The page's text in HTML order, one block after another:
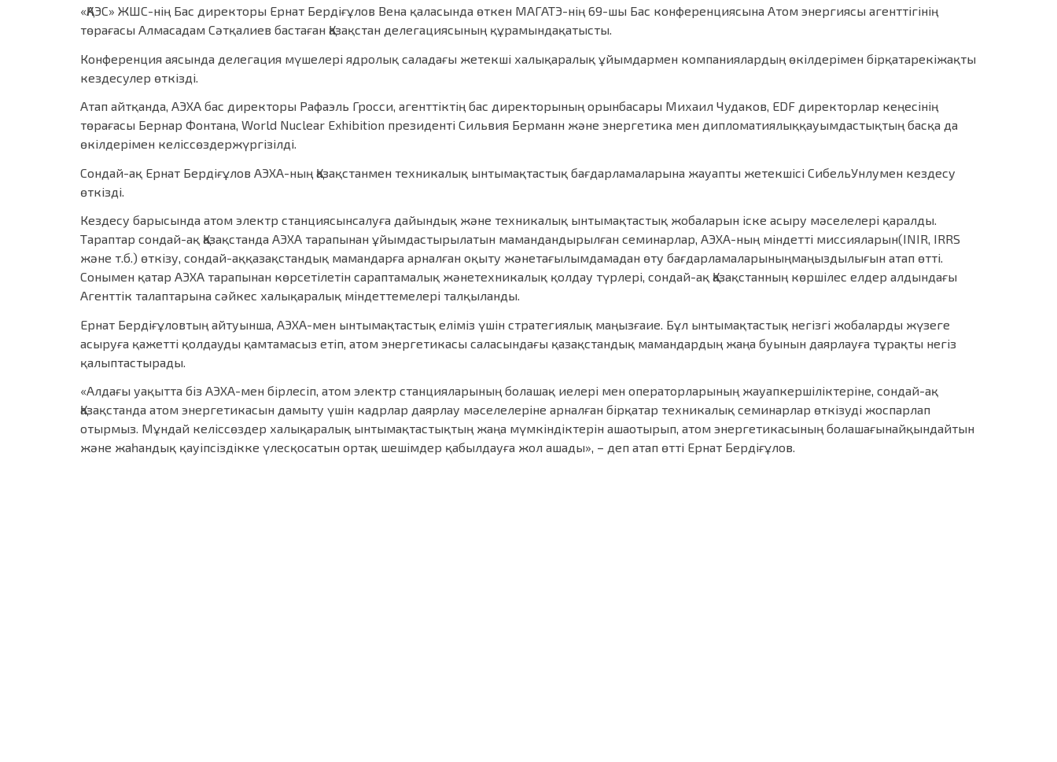
«ҚАЭС» ЖШС-нің Бас директоры Ернат Бердіғұлов Вена қаласында өткен МАГАТЭ-нің 69-шы Бас конференциясына Атом энергиясы агенттігінің
төрағасы Алмасадам Сәтқалиев бастаған Қазақстан делегациясының құрамындақатысты.
Конференция аясында делегация мүшелері ядролық саладағы жетекші халықаралық ұйымдармен компаниялардың өкілдерімен бірқатарекіжақты
кездесулер өткізді.
Атап айтқанда, АЭХА бас директоры Рафаэль Гросси, агенттіктің бас директорының орынбасары Михаил Чудаков, EDF директорлар кеңесінің
төрағасы Бернар Фонтана, World Nuclear Exhibition президенті Сильвия Берманн және энергетика мен дипломатиялыққауымдастықтың басқа да
өкілдерімен келіссөздержүргізілді.
Сондай-ақ Ернат Бердіғұлов АЭХА-ның Қазақстанмен техникалық ынтымақтастық бағдарламаларына жауапты жетекшісі СибельУнлумен кездесу
өткізді.
Кездесу барысында атом электр станциясынсалуға дайындық және техникалық ынтымақтастық жобаларын іске асыру мәселелері қаралды.
Тараптар сондай-ақ Қазақстанда АЭХА тарапынан ұйымдастырылатын мамандандырылған семинарлар, АЭХА-ның міндетті миссияларын(INIR, IRRS
және т.б.) өткізу, сондай-аққазақстандық мамандарға арналған оқыту жәнетағылымдамадан өту бағдарламаларыныңмаңыздылығын атап өтті.
Сонымен қатар АЭХА тарапынан көрсетілетін сараптамалық жәнетехникалық қолдау түрлері, сондай-ақ Қазақстанның көршілес елдер алдындағы
Агенттік талаптарына сәйкес халықаралық міндеттемелері талқыланды.
Ернат Бердіғұловтың айтуынша, АЭХА-мен ынтымақтастық еліміз үшін стратегиялық маңызғаие. Бұл ынтымақтастық негізгі жобаларды жүзеге
асыруға қажетті қолдауды қамтамасыз етіп, атом энергетикасы саласындағы қазақстандық мамандардың жаңа буынын даярлауға тұрақты негіз
қалыптастырады.
«Алдағы уақытта біз АЭХА-мен бірлесіп, атом электр станцияларының болашақ иелері мен операторларының жауапкершіліктеріне, сондай-ақ
Қазақстанда атом энергетикасын дамыту үшін кадрлар даярлау мәселелеріне арналған бірқатар техникалық семинарлар өткізуді жоспарлап
отырмыз. Мұндай келіссөздер халықаралық ынтымақтастықтың жаңа мүмкіндіктерін ашаотырып, атом энергетикасының болашағынайқындайтын
және жаһандық қауіпсіздікке үлесқосатын ортақ шешімдер қабылдауға жол ашады», – деп атап өтті Ернат Бердіғұлов.